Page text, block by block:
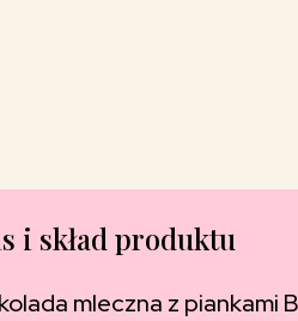
i skład produktu
mleczna z piankami